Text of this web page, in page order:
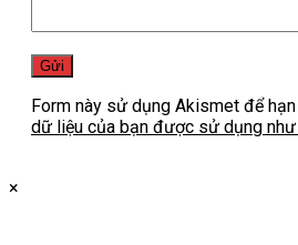
Form này sử dụng Akismet để
dữ liệu của bạn được sử dụng như
×